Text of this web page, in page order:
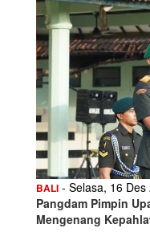
BALI - Selasa, 16 Des
Pangdam Pimpin
Mengenang